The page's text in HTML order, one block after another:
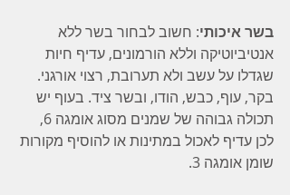
בשר איכותי: חשוב לבחור בשר ללא
אנטיביוטיקה וללא הורמונים, עדיף חיות
שגדלו על עשב ולא תערובת, רצוי אורגני.
בקר, עוף, כבש, הודו, ובשר ציד. בעוף יש
תכולה גבוהה של שמנים מסוג אומגה 6,
לכן עדיף לאכול במתינות או להוסיף מקורות
שומן אומגה 3.